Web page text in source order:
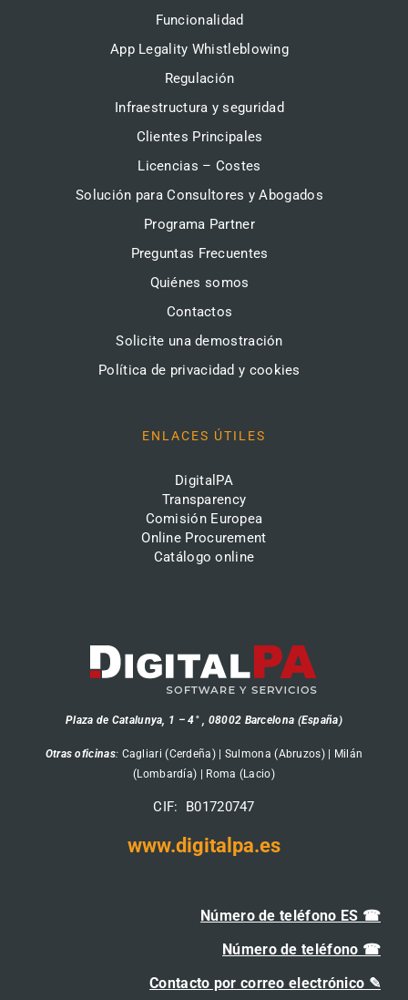
Funcionalidad
App Legality Whistleblowing
Regulación
Infraestructura y seguridad
Clientes Principales
Licencias – Costes
Solución para Consultores y Abogados
Programa Partner
Preguntas Frecuentes
Quiénes somos
Contactos
Solicite una demostración
Política de privacidad y cookies
ENLACES ÚTILES
DigitalPA
Transparency
Comisión Europea
Online Procurement
Catálogo online
Plaza de Catalunya, 1 – 4° , 08002 Barcelona (España)
Otras oficinas: Cagliari (Cerdeña) | Sulmona (Abruzos) | Milán
(Lombardía) | Roma (Lacio)
CIF: B01720747
www.digitalpa.es
Número de teléfono ES ☎
Número de teléfono ☎
Contacto por correo electrónico ✎